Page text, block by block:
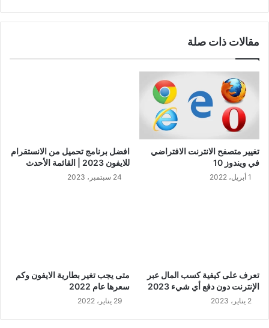
مقالات ذات صلة
تغيير متصفح الانترنت الافتراضي
في ويندوز 10
1 أبريل، 2022
افضل برنامج تحميل من الانستقرام
للايفون 2023 | القائمة الأحدث
24 سبتمبر، 2023
تعرف على كيفية كسب المال عبر
الإنترنت دون دفع أي شيء 2023
2 يناير، 2023
متى يجب تغير بطارية الايفون وكم
سعرها عام 2022
29 يناير، 2022